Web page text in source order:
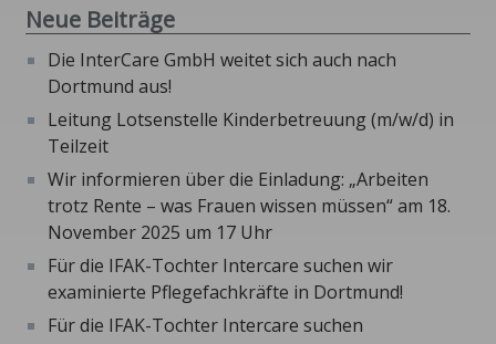
Neue Beiträge
Die InterCare GmbH weitet sich auch nach
Dortmund aus!
Leitung Lotsenstelle Kinderbetreuung (m/w/d) in
Teilzeit
Wir informieren über die Einladung: „Arbeiten
trotz Rente – was Frauen wissen müssen“ am 18.
November 2025 um 17 Uhr
Für die IFAK-Tochter Intercare suchen wir
examinierte Pflegefachkräfte in Dortmund!
Für die IFAK-Tochter Intercare suchen